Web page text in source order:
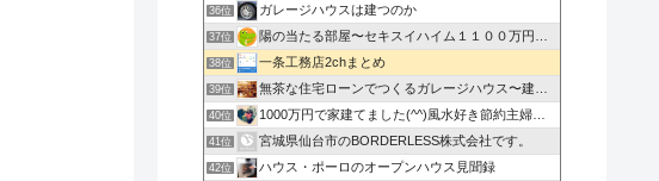
36位 ガレージハウスは建つのか
37位 陽の当たる部屋〜セキスイハイム１１００万円値引き〜
38位 一条工務店2chまとめ
39位 無茶な住宅ローンでつくるガレージハウス〜建て替えログ〜
40位 1000万円で家建てました(^^)風水好き節約主婦のローコ…
41位 宮城県仙台市のBORDERLESS株式会社です。
42位 ハウス・ポーロのオープンハウス見聞録